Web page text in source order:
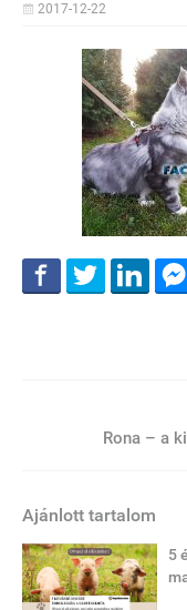
2017-12-22
Rona – a
Ajánlott tartalom
5